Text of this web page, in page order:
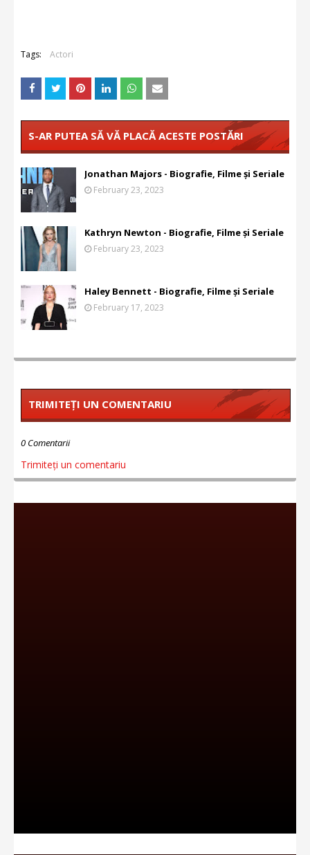
Tags: Actori
S-AR PUTEA SĂ VĂ PLACĂ ACESTE POSTĂRI
Jonathan Majors - Biografie, Filme și Seriale
February 23, 2023
Kathryn Newton - Biografie, Filme și Seriale
February 23, 2023
Haley Bennett - Biografie, Filme și Seriale
February 17, 2023
TRIMITEȚI UN COMENTARIU
0 Comentarii
Trimiteți un comentariu